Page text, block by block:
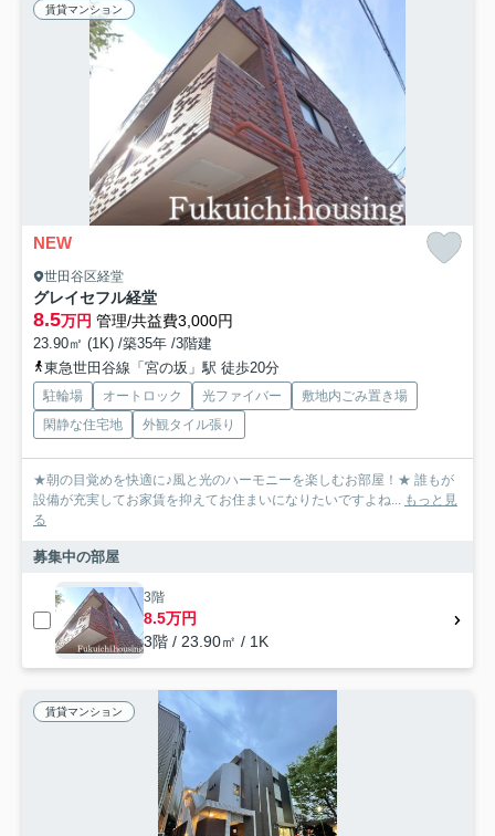
賃貸マンション
NEW
世田谷区経堂
グレイセフル経堂
8.5万円 管理/共益費3,000円
23.90㎡ (1K) /築35年 /3階建
東急世田谷線「宮の坂」駅 徒歩20分
駐輪場 オートロック 光ファイバー
敷地内ごみ置き場
閑静な住宅地
外観タイル張り
★朝の目覚めを快適に♪風と光のハーモニーを楽しむお部屋！★ 誰もが
設備が充実してお家賃を抑えてお住まいになりたいですよね... もっと見
る
募集中の部屋
3階
8.5万円
3階 / 23.90㎡ / 1K
賃貸マンション